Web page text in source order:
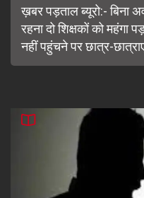
ख़बर पड़ताल ब्यूरो:- बिना
रहना दो शिक्षकों को
नहीं पहुंचने पर छात्र-